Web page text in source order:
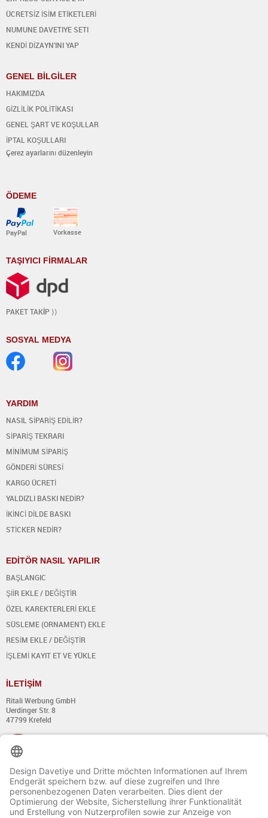
ÜCRETSİZ İSİM ETİKETLERİ
NUMUNE DAVETIYE SETI
KENDİ DİZAYN'INI YAP
GENEL BİLGİLER
HAKIMIZDA
GİZLİLİK POLİTİKASI
GENEL ŞART VE KOŞULLAR
İPTAL KOŞULLARI
Çerez ayarlarını düzenleyin
ÖDEME
PayPal Vorkasse
TAŞIYICI FİRMALAR
PAKET TAKİP ⟩⟩
SOSYAL MEDYA
YARDIM
NASIL SİPARİŞ EDİLİR?
SİPARİŞ TEKRARI
MİNİMUM SİPARİŞ
GÖNDERİ SÜRESİ
KARGO ÜCRETİ
YALDIZLI BASKI NEDİR?
İKİNCİ DİLDE BASKI
STİCKER NEDİR?
EDİTÖR NASIL YAPILIR
BAŞLANGIC
ŞİİR EKLE / DEĞİŞTİR
ÖZEL KAREKTERLERİ EKLE
SÜSLEME (ORNAMENT) EKLE
RESİM EKLE / DEĞİŞTİR
İŞLEMİ KAYIT ET VE YÜKLE
İLETİŞİM
Ritali Werbung GmbH
Uerdinger Str. 8
47799 Krefeld
+49 (0) 21 51 - 7 633 633
Pazartesi - Perşembe:
8:00´dan 13:00´a kadar
Ve 14:00´dan 17:00´a kadar
Cuma: